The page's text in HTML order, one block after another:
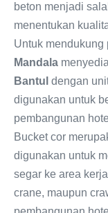
beton menjadi
menentukan
Untuk mendukung
Mandala
Bantul dengan
digunakan untuk
pembangunan
Bucket cor
digunakan untuk
segar ke area
crane, maupun